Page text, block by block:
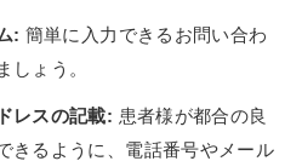
: 簡単に入力できるお問い合わ
しょう。
レスの記載: 患者様が都合の良
きるように、電話番号やメール